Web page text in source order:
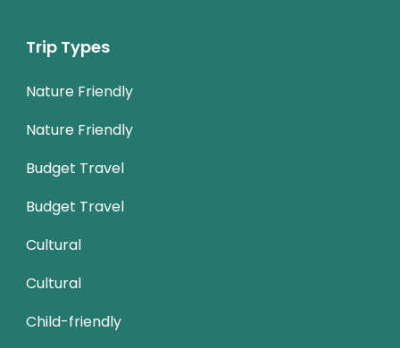
Trip Types
Nature Friendly
Nature Friendly
Budget Travel
Budget Travel
Cultural
Cultural
Child-friendly